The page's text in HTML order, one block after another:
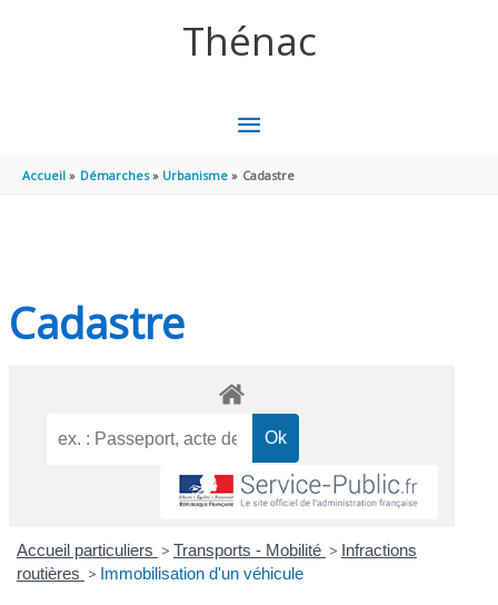
Thénac
MENU
PRINCIPAL
Accueil Démarches Urbanisme Cadastre
Cadastre
Accueil particuliers > Transports - Mobilité > Infractions
routières > Immobilisation d'un véhicule